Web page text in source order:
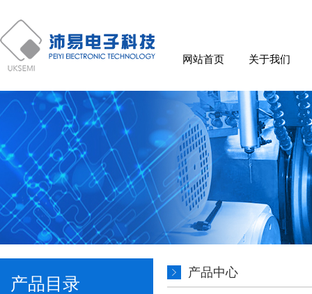
网站首页 关于我们
产品目录
产品中心